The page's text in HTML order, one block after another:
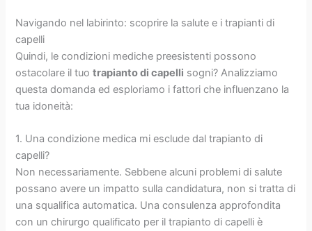
Navigando nel labirinto: scoprire la salute e i trapianti di
capelli
Quindi, le condizioni mediche preesistenti possono
ostacolare il tuotrapianto di capelli sogni? Analizziamo
questa domanda ed esploriamo i fattori che influenzano la
tua idoneità:
1. Una condizione medica mi esclude dal trapianto di
capelli?
Non necessariamente. Sebbene alcuni problemi di salute
possano avere un impatto sulla candidatura, non si tratta di
una squalifica automatica. Una consulenza approfondita
con un chirurgo qualificato per il trapianto di capelli è